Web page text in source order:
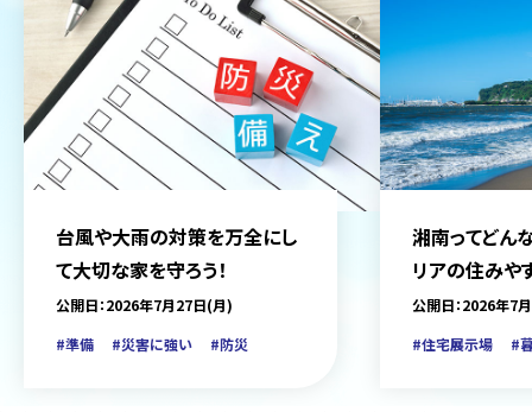
台風や大雨の対策を万全にし
て大切な家を守ろう！
公開日：2026年7月27日(月)
#準備
#災害に強い #防災
湘南ってどん
リアの住みや
をご紹介
公開日：2026年7
#住宅展示場
#